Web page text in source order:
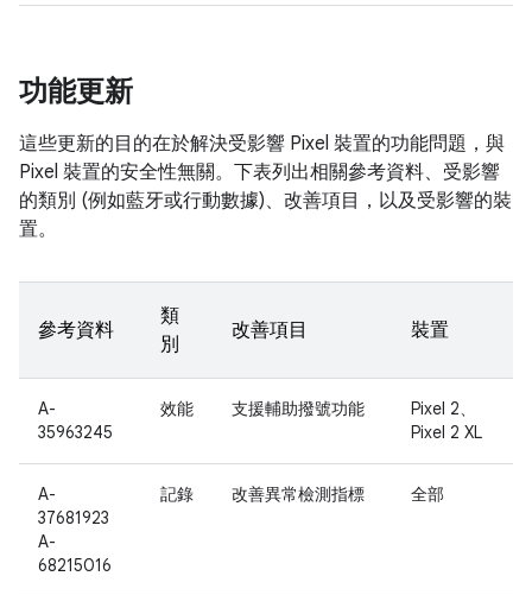
功能更新
這些更新的目的在於解決受影響 Pixel 裝置的功能問題，與
Pixel 裝置的安全性無關。下表列出相關參考資料、受影響
的類別 (例如藍牙或行動數據)、改善項目，以及受影響的裝
置。
參考資料
類
別
改善項目 裝置
A-
35963245
效能 支援輔助撥號功能
Pixel 2、
Pixel 2 XL
A-
37681923
A-
68215016
記錄 改善異常檢測指標 全部